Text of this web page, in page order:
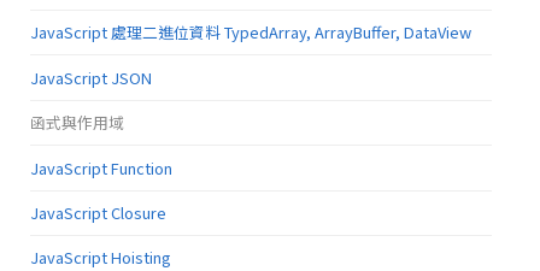
JavaScript 處理二進位資料 TypedArray, ArrayBuffer, DataView
JavaScript JSON
函式與作用域
JavaScript Function
JavaScript Closure
JavaScript Hoisting